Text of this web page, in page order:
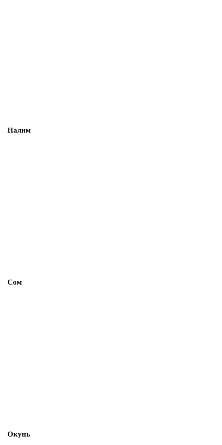
Налим
Сом
Окунь